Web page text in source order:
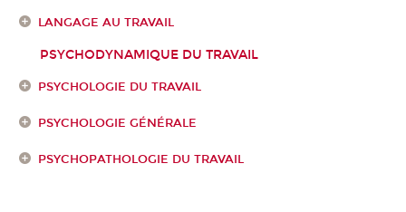
LANGAGE AU TRAVAIL
PSYCHODYNAMIQUE DU TRAVAIL
PSYCHOLOGIE DU TRAVAIL
PSYCHOLOGIE GÉNÉRALE
PSYCHOPATHOLOGIE DU TRAVAIL